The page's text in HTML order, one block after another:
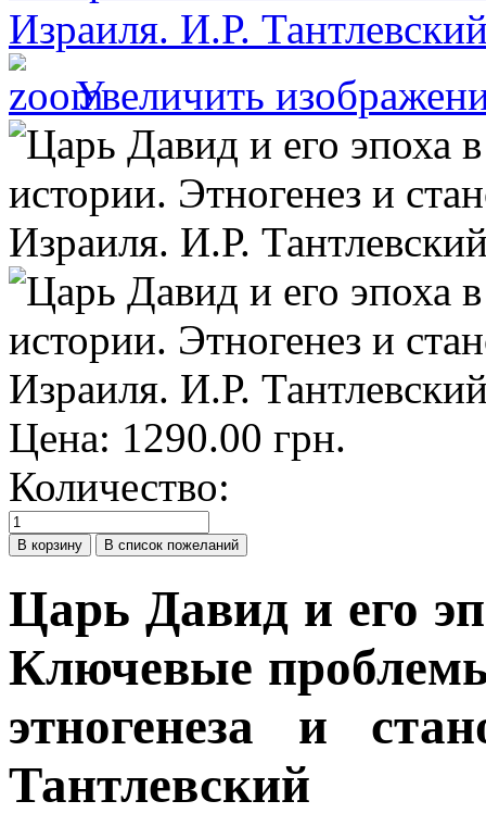
Увеличить
Цена: 1290.00 грн.
Количество:
Царь Давид и его
Ключевые
этногенеза и
Тантлевский